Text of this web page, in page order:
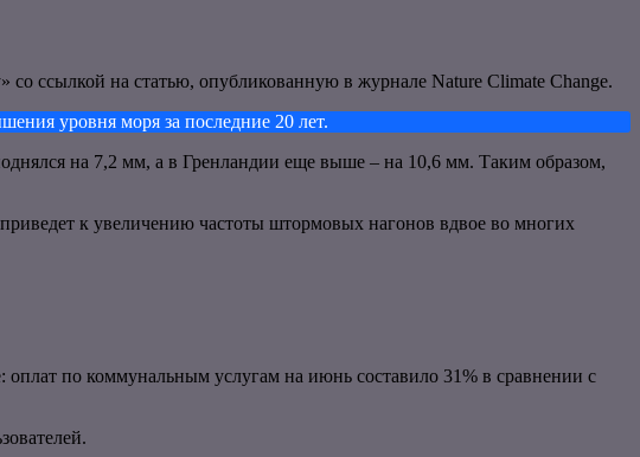
ссылкой на статью, опубликованную в журнале Nature Climate Change.
уровня моря за последние 20 лет.
на 7,2 мм, а в Гренландии еще выше – на 10,6 мм. Таким образом,
к увеличению частоты штормовых нагонов вдвое во многих
по коммунальным услугам на июнь составило 31% в сравнении с